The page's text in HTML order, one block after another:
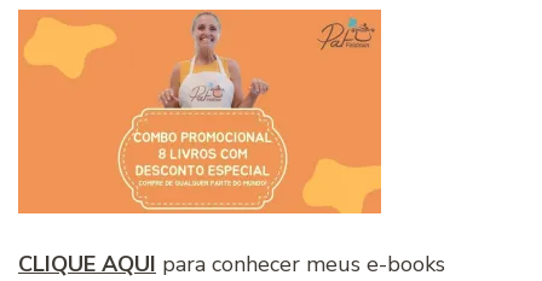
CLIQUE AQUI para conhecer meus e-books